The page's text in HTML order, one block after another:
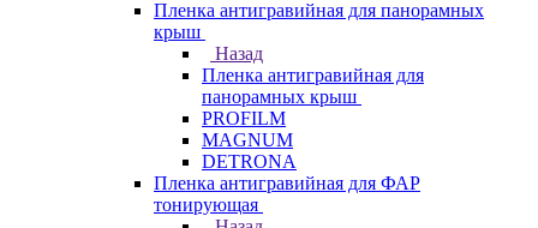
Пленка антигравийная для панорамных
крыш
Назад
Пленка антигравийная для
панорамных крыш
PROFILM
MAGNUM
DETRONA
Пленка антигравийная для ФАР
тонирующая